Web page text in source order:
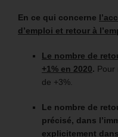
En ce qui concerne
d’emploi et retour à
Le nombre de
+1% en 2020. Pour
de +3%.
Le nombre de
précisé, dans
explicitement